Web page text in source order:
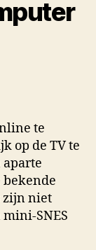
te
op de TV te
bekende
zijn niet
SNES